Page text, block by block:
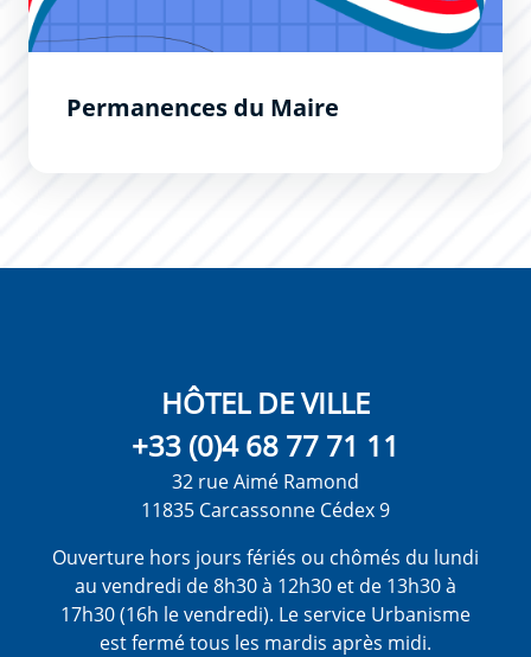
Permanences du Maire
HÔTEL DE VILLE
+33 (0)4 68 77 71 11
32 rue Aimé Ramond
11835 Carcassonne Cédex 9
Ouverture hors jours fériés ou chômés du lundi
au vendredi de 8h30 à 12h30 et de 13h30 à
17h30 (16h le vendredi). Le service Urbanisme
est fermé tous les mardis après midi.